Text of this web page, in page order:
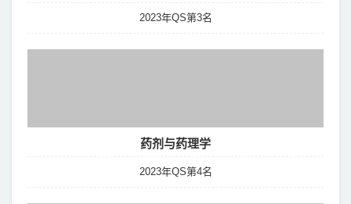
2023年QS第3名
药剂与药理学
2023年QS第4名